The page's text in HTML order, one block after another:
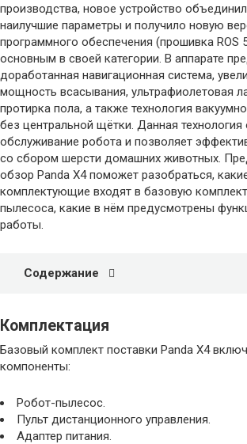
производства, новое устройство
наилучшие параметры и получило новую
программного обеспечения (прошивка ROS
основным в своей категории. В аппарате
доработанная навигационная система,
мощность всасывания, ультрафиолетовая
протирка пола, а также технология
без центральной щётки. Данная технология
обслуживание робота и позволяет
со сбором шерсти домашних животных.
обзор Panda X4 поможет разобраться,
комплектующие входят в базовую
пылесоса, какие в нём предусмотрены
работы.
Содержание
Комплектация
Базовый комплект поставки Panda X4
компоненты:
Робот-пылесос.
Пульт дистанционного управления.
Адаптер питания.